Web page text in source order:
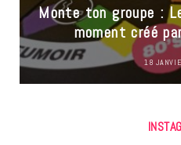
Monte ton groupe :
moment créé
18